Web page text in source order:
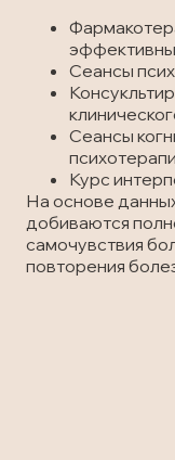
Сеансы
Сеансы
Курс
На основе
добиваются
самочувствия
повторения